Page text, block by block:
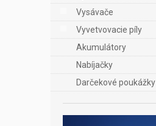
Vysávače
Vyvetvovacie píly
Akumulátory
Nabíjačky
Darčekové poukážky